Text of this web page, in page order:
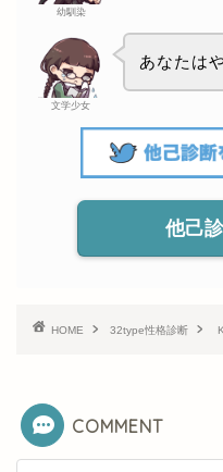
幼馴染
文学少女
あなたは
他己
HOME 32type性格診断
COMMENT